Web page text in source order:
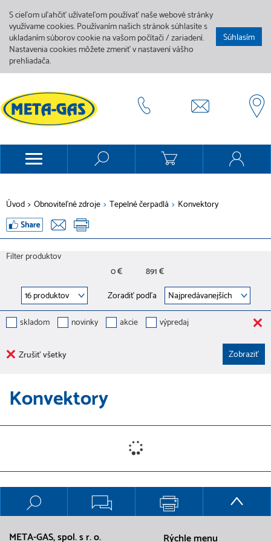
S cieľom uľahčiť užívateľom používať naše webové stránky
využívame cookies. Používaním našich stránok súhlasíte s
ukladaním súborov cookie na vašom počítači / zariadení.
Nastavenia cookies môžete zmeniť v nastavení vášho
prehliadača.
Súhlasím
Úvod > Obnoviteľné zdroje > Tepelné čerpadlá > Konvektory
Filter produktov
0 €
891 €
Zoradiť podľa
skladom
novinky akcie výpredaj
Zrušiť všetky
Konvektory
META-GAS, spol. s r. o. Rýchle menu